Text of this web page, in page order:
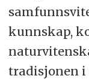
kunnskap,
tradisjonen i